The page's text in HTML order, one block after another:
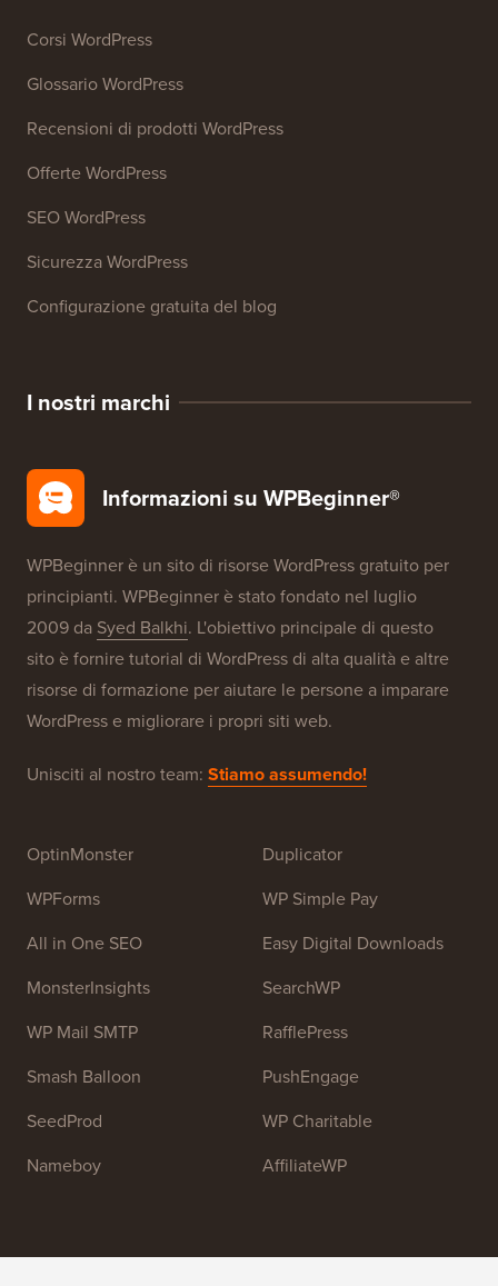
Corsi WordPress
Glossario WordPress
Recensioni di prodotti WordPress
Offerte WordPress
SEO WordPress
Sicurezza WordPress
Configurazione gratuita del blog
I nostri marchi
Informazioni su WPBeginner®
WPBeginner è un sito di risorse WordPress gratuito per
principianti. WPBeginner è stato fondato nel luglio
2009 da Syed Balkhi. L'obiettivo principale di questo
sito è fornire tutorial di WordPress di alta qualità e altre
risorse di formazione per aiutare le persone a imparare
WordPress e migliorare i propri siti web.
Unisciti al nostro team: Stiamo assumendo!
OptinMonster
WPForms
All in One SEO
MonsterInsights
WP Mail SMTP
Smash Balloon
SeedProd
Nameboy
Duplicator
WP Simple Pay
Easy Digital Downloads
SearchWP
RafflePress
PushEngage
WP Charitable
AffiliateWP